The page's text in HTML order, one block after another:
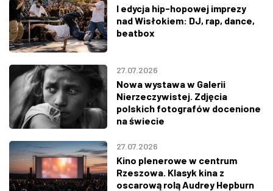
I edycja hip-hopowej imprezy
nad Wisłokiem: DJ, rap, dance,
beatbox
27.07.2026
Nowa wystawa w Galerii
Nierzeczywistej. Zdjęcia
polskich fotografów docenione
na świecie
27.07.2026
Kino plenerowe w centrum
Rzeszowa. Klasyk kina z
oscarową rolą Audrey Hepburn